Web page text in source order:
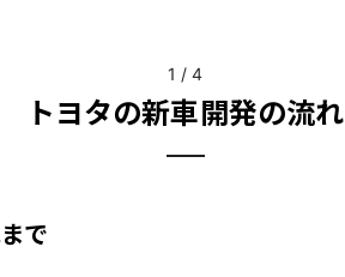
1 / 4
トヨタの新車開発の流れ
で